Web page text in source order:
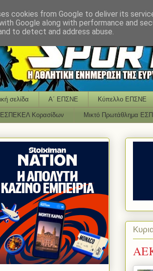
σελίδα Α΄ ΕΠΣΝΕ Κύπελλο ΕΠΣΝΕ
ΕΣΠΕΚΕΛ Κορασίδων Μικτό Πρωτάθλημα
cookies from Google to deliver its
Google along with performance and
to detect and address abuse.